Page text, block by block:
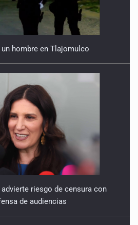
hombre en Tlajomulco
advierte riesgo de censura con
de audiencias